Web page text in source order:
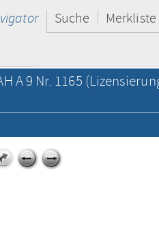
Suche Merkliste
A 9 Nr. 1165